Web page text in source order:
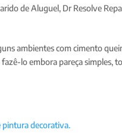
de Aluguel, Dr Resolve
ambientes com cimento
lo embora pareça simples,